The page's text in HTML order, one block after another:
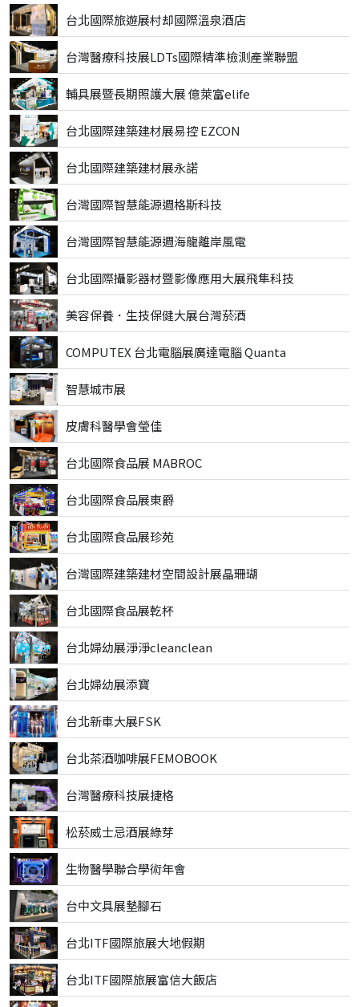
台北國際旅遊展村却國際溫泉酒店
台灣醫療科技展LDTs國際精準檢測產業聯盟
輔具展暨長期照護大展 億萊富elife
台北國際建築建材展易控 EZCON
台北國際建築建材展永諾
台灣國際智慧能源週格斯科技
台灣國際智慧能源週海龍離岸風電
台北國際攝影器材暨影像應用大展飛隼科技
美容保養．生技保健大展台灣菸酒
COMPUTEX 台北電腦展廣達電腦 Quanta
智慧城市展
皮膚科醫學會瑩佳
台北國際食品展 MABROC
台北國際食品展東爵
台北國際食品展珍苑
台灣國際建築建材空間設計展晶珊瑚
台北國際食品展乾杯
台北婦幼展淨淨cleanclean
台北婦幼展添寶
台北新車大展FSK
台北茶酒咖啡展FEMOBOOK
台灣醫療科技展捷格
松菸威士忌酒展綠芽
生物醫學聯合學術年會
台中文具展墊腳石
台北ITF國際旅展大地假期
台北ITF國際旅展富信大飯店